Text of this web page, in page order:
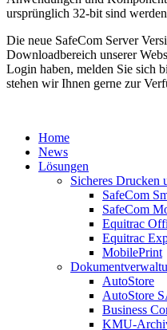
ursprünglich 32-bit sind
Die neue SafeCom Server
Downloadbereich unserer
Login haben, melden Sie sich
stehen wir Ihnen gerne zur
Home
News
Lösungen
Sicheres Drucken
SafeCom
SafeCom
Equitrac
Equitrac
MobilePrint
AutoStore
AutoStore
Business
KMU-